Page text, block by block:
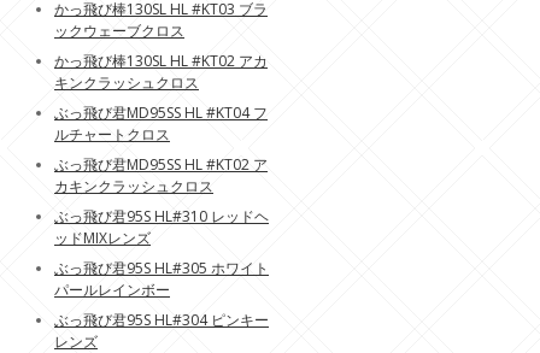
かっ飛び棒130SL HL #KT03 ブラ
ックウェーブクロス
かっ飛び棒130SL HL #KT02 アカ
キンクラッシュクロス
ぶっ飛び君MD95SS HL #KT04 フ
ルチャートクロス
ぶっ飛び君MD95SS HL #KT02 ア
カキンクラッシュクロス
ぶっ飛び君95S HL#310 レッドヘ
ッドMIXレンズ
ぶっ飛び君95S HL#305 ホワイト
パールレインボー
ぶっ飛び君95S HL#304 ピンキー
レンズ